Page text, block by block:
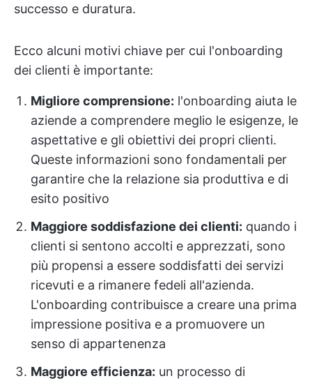
successo e duratura.
Ecco alcuni motivi chiave per cui l'onboarding
dei clienti è importante:
Migliore comprensione: l'onboarding aiuta le
aziende a comprendere meglio le esigenze, le
aspettative e gli obiettivi dei propri clienti.
Queste informazioni sono fondamentali per
garantire che la relazione sia produttiva e di
esito positivo
Maggiore soddisfazione dei clienti: quando i
clienti si sentono accolti e apprezzati, sono
più propensi a essere soddisfatti dei servizi
ricevuti e a rimanere fedeli all'azienda.
L'onboarding contribuisce a creare una prima
impressione positiva e a promuovere un
senso di appartenenza
Maggiore efficienza: un processo di